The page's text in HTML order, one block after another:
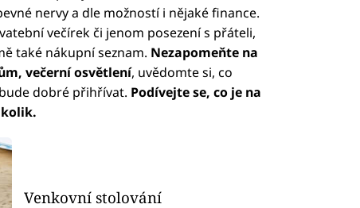
nervy a dle možností i nějaké finance.
večírek či jenom posezení s přáteli,
také nákupní seznam. Nezapomeňte na
večerní osvětlení, uvědomte si, co
dobré přihřívat. Podívejte se, co je na
Venkovní stolování